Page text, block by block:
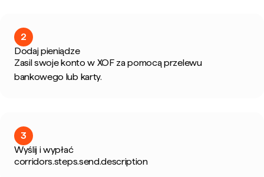
2
Dodaj pieniądze
Zasil swoje konto w XOF za pomocą przelewu
bankowego lub karty.
3
Wyślij i wypłać
corridors.steps.send.description